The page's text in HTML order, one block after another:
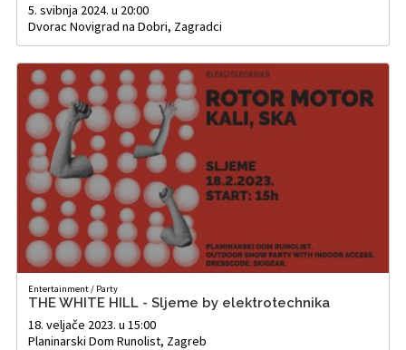
5. svibnja 2024. u 20:00
Dvorac Novigrad na Dobri, Zagradci
Entertainment/ Party
THE WHITE HILL - Sljeme by elektrotechnika
18. veljače 2023. u 15:00
Planinarski Dom Runolist, Zagreb